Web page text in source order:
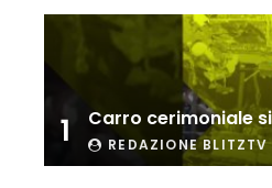
Ucraina, ecco
i droni russi
Tir bloccato sul
treno lo distrugge
1 Carro cerimoniale
REDAZIONE BLITZTV